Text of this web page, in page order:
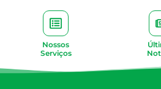
Nossos
Serviços